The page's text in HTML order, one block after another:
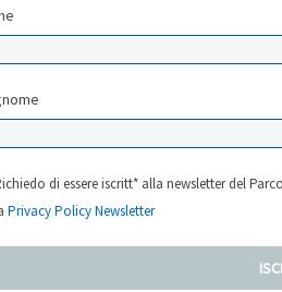
di essere iscritt* alla newsletter del
Privacy Policy Newsletter